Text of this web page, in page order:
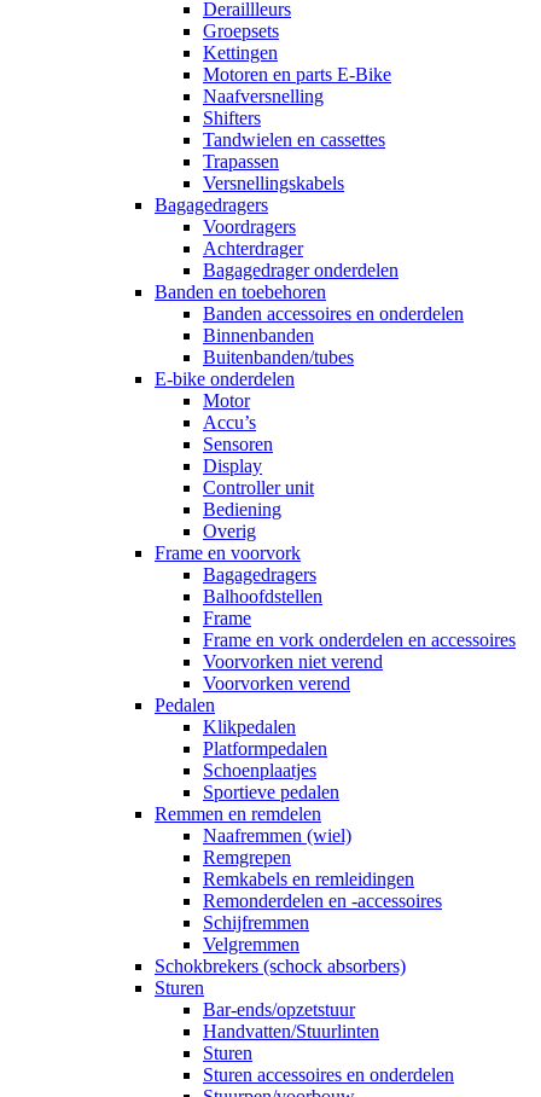
Deraillleurs
Groepsets
Kettingen
Motoren en parts E-Bike
Naafversnelling
Shifters
Tandwielen en cassettes
Trapassen
Versnellingskabels
Bagagedragers
Voordragers
Achterdrager
Bagagedrager onderdelen
Banden en toebehoren
Banden accessoires en onderdelen
Binnenbanden
Buitenbanden/tubes
E-bike onderdelen
Motor
Accu’s
Sensoren
Display
Controller unit
Bediening
Overig
Frame en voorvork
Bagagedragers
Balhoofdstellen
Frame
Frame en vork onderdelen en accessoires
Voorvorken niet verend
Voorvorken verend
Pedalen
Klikpedalen
Platformpedalen
Schoenplaatjes
Sportieve pedalen
Remmen en remdelen
Naafremmen (wiel)
Remgrepen
Remkabels en remleidingen
Remonderdelen en -accessoires
Schijfremmen
Velgremmen
Schokbrekers (schock absorbers)
Sturen
Bar-ends/opzetstuur
Handvatten/Stuurlinten
Sturen
Sturen accessoires en onderdelen